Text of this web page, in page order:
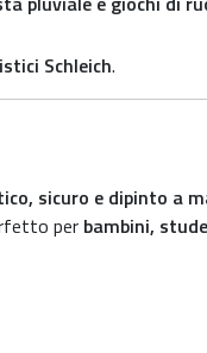
Schleich.
sicuro e dipinto a
per bambini,